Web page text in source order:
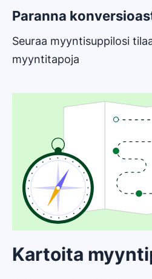
Paranna
Seuraa myyntisuppilosi
myyntitapoja
Kartoita